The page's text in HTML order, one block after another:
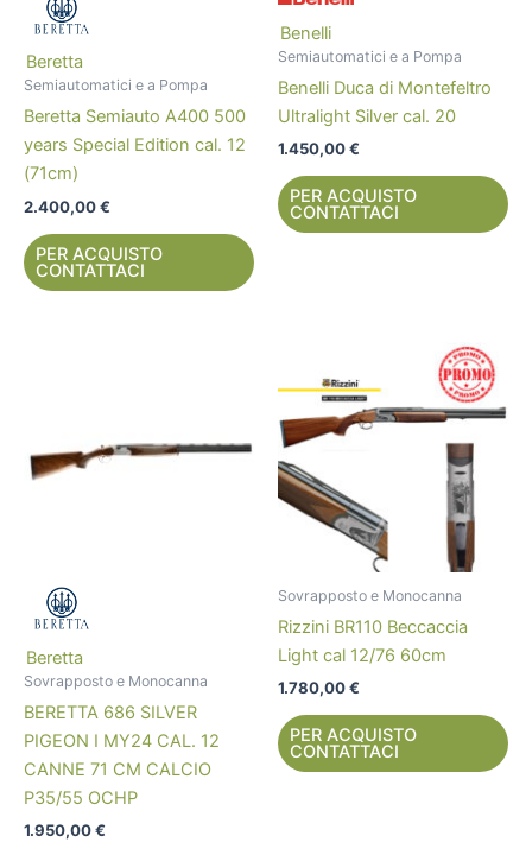
Beretta
Semiautomatici e a Pompa
Beretta Semiauto A400 500
years Special Edition cal. 12
(71cm)
2.400,00€
PER ACQUISTO
CONTATTACI
Benelli
Semiautomatici e a Pompa
Benelli Duca di Montefeltro
Ultralight Silver cal. 20
1.450,00€
PER ACQUISTO
CONTATTACI
Beretta
Sovrapposto e Monocanna
BERETTA 686 SILVER
PIGEON I MY24 CAL. 12
CANNE 71 CM CALCIO
P35/55 OCHP
1.950,00€
Sovrapposto e Monocanna
Rizzini BR110 Beccaccia
Light cal 12/76 60cm
1.780,00€
PER ACQUISTO
CONTATTACI